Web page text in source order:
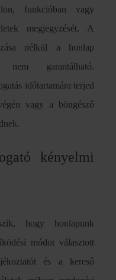
funkcióban vagy
megjegyzését. A
nélkül a honlap
nem garantálható.
időtartamára terjed
vagy a böngésző
kényelmi
hogy honlapunk
módot választott
és a kereső